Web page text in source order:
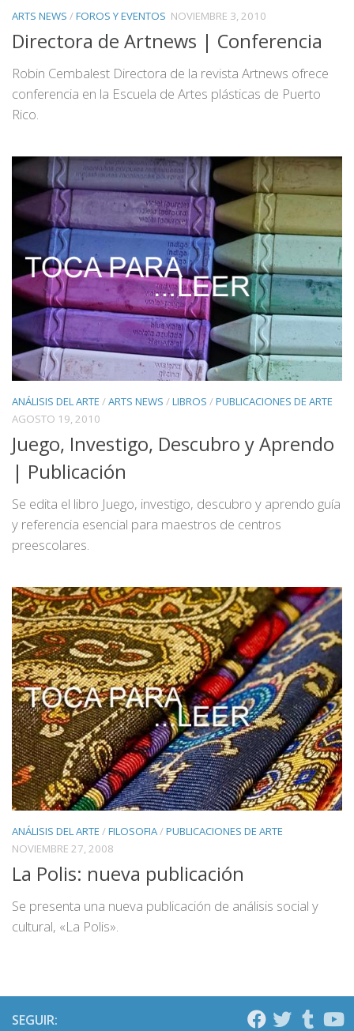
ARTS NEWS /FOROS Y EVENTOS NOVIEMBRE 3, 2010
Directora de Artnews | Conferencia
Robin Cembalest Directora de la revista Artnews ofrece
conferencia en la Escuela de Artes plásticas de Puerto
Rico.
ANÁLISIS DEL ARTE /ARTS NEWS /LIBROS /PUBLICACIONES DE ARTE
AGOSTO 19, 2010
Juego, Investigo, Descubro y Aprendo
| Publicación
Se edita el libro Juego, investigo, descubro y aprendo guía
y referencia esencial para maestros de centros
preescolares.
ANÁLISIS DEL ARTE /FILOSOFIA/PUBLICACIONES DE ARTE
NOVIEMBRE 27, 2008
La Polis: nueva publicación
Se presenta una nueva publicación de análisis social y
cultural, «La Polis».
SEGUIR: